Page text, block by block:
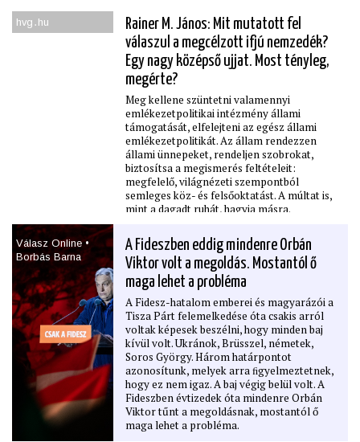
gondozásba. Mindehhez elsőként meg kell
követni és vissza kell hívni azokat a
szakembereket, akik maguk is
bántalmazottjai voltak az orbáni
gyermekvédelemnek. Tényalapú vélemény
az új kormány teendőiről.
hvg․hu
Rainer M. János: Mit mutatott fel
válaszul a megcélzott ifjú nemzedék?
Egy nagy középső ujjat. Most tényleg,
megérte?
Meg kellene szüntetni valamennyi
emlékezetpolitikai intézmény állami
támogatását, elfelejteni az egész állami
emlékezetpolitikát. Az állam rendezzen
állami ünnepeket, rendeljen szobrokat,
biztosítsa a megismerés feltételeit:
megfelelő, világnézeti szempontból
semleges köz- és felsőoktatást. A múltat is,
mint a dagadt ruhát, hagyja másra.
Válasz Online •
Borbás Barna
A Fideszben eddig mindenre Orbán
Viktor volt a megoldás. Mostantól ő
maga lehet a probléma
A Fidesz-hatalom emberei és magyarázói a
Tisza Párt felemelkedése óta csakis arról
voltak képesek beszélni, hogy minden baj
kívül volt. Ukránok, Brüsszel, németek,
Soros György. Három határpontot
azonosítunk, melyek arra ﬁgyelmeztetnek,
hogy ez nem igaz. A baj végig belül volt. A
Fideszben évtizedek óta mindenre Orbán
Viktor tűnt a megoldásnak, mostantól ő
maga lehet a probléma.